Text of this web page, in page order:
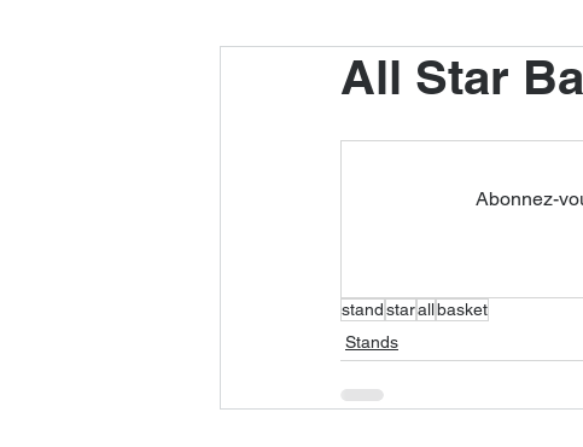
Remorques Caravanes
All Star
Abonnez-
standstarallbasket
Stands